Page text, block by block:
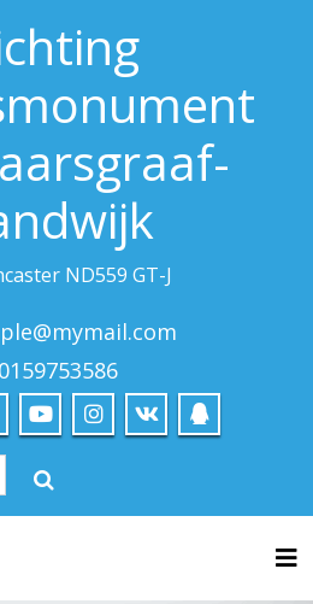
ND559 GT-J
0159753586